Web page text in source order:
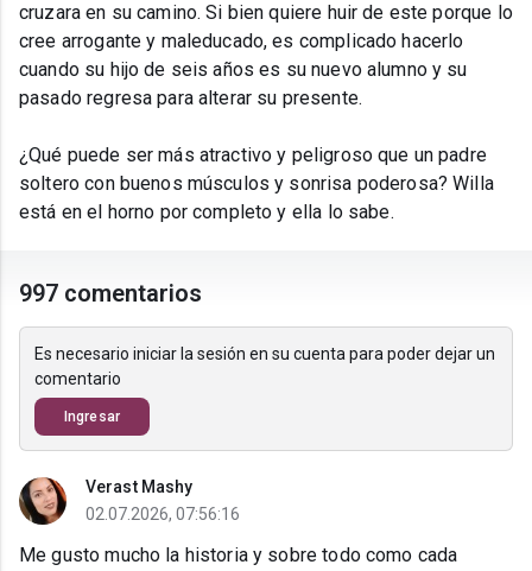
cruzara en su camino. Si bien quiere huir de este porque lo
cree arrogante y maleducado, es complicado hacerlo
cuando su hijo de seis años es su nuevo alumno y su
pasado regresa para alterar su presente.
¿Qué puede ser más atractivo y peligroso que un padre
soltero con buenos músculos y sonrisa poderosa? Willa
está en el horno por completo y ella lo sabe.
997 comentarios
Es necesario iniciar la sesión en su cuenta para poder dejar un
comentario
Ingresar
Verast Mashy
02.07.2026, 07:56:16
Me gusto mucho la historia y sobre todo como cada